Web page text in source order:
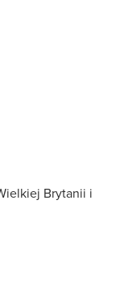
Brytanii i